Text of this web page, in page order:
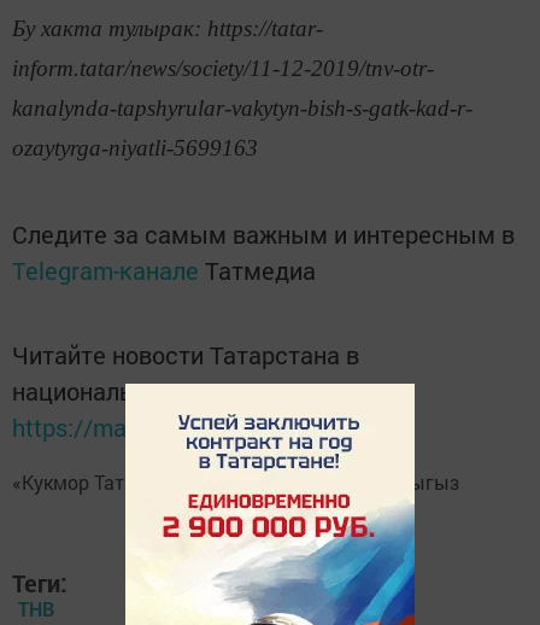
Бу хакта тулырак: https://tatar-
inform.tatar/news/society/11-12-2019/tnv-otr-
kanalynda-tapshyrular-vakytyn-bish-s-gatk-kad-r-
ozaytyrga-niyatli-5699163
Следите за самым важным и интересным в
Telegram-канале Татмедиа
Читайте новости Татарстана в
национальном мессенджере MАХ:
https://max.ru/tatmedia
«Кукмор Татарстан» язылыгыз
Теги:
ТНВ